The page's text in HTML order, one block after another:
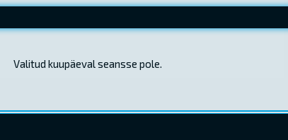
Valitud kuupäeval seansse pole.